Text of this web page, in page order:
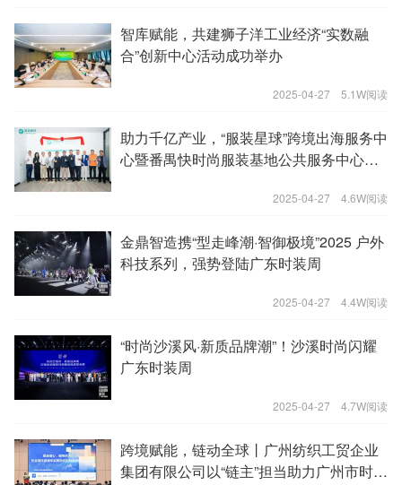
智库赋能，共建狮子洋工业经济“实数融
合”创新中心活动成功举办
2025-04-27 5.1W阅读
助力千亿产业，“服装星球”跨境出海服务中
心暨番禺快时尚服装基地公共服务中心正
2025-04-27 4.6W阅读
金鼎智造携“型走峰潮·智御极境”2025 户外
科技系列，强势登陆广东时装周
2025-04-27 4.4W阅读
“时尚沙溪风·新质品牌潮”！沙溪时尚闪耀
广东时装周
2025-04-27 4.7W阅读
跨境赋能，链动全球丨广州纺织工贸企业
集团有限公司以“链主”担当助力广州市时尚